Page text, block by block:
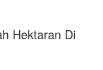
Hektaran Di